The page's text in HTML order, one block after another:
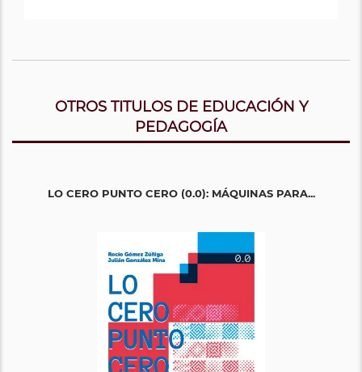
OTROS TITULOS DE EDUCACIÓN Y
PEDAGOGÍA
LO CERO PUNTO CERO (0.0): MÁQUINAS PARA...